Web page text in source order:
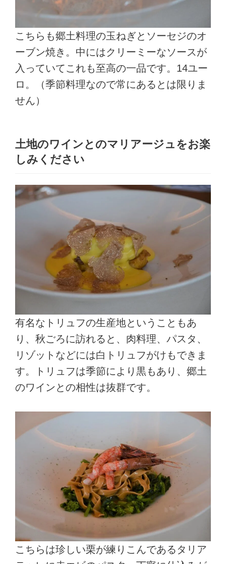
こちらも郷土料理の玉ねぎとソーセジのオ
ーブン焼き。中にはクリーミーなソースが
入っていてこれも至高の一品です。14ユー
ロ。（季節料理なので常にあるとは限りま
せん）
土地のワインとのマリアージュをお楽
しみください
有名なトリュフの生産地ということもあ
り、秋ごろに訪れると、肉料理、パスタ、
リゾットなどには白トリュフがけもできま
す。トリュフは季節により黒もあり、郷土
のワインとの相性は抜群です。
こちらは珍しい栗が練りこんであるタリア